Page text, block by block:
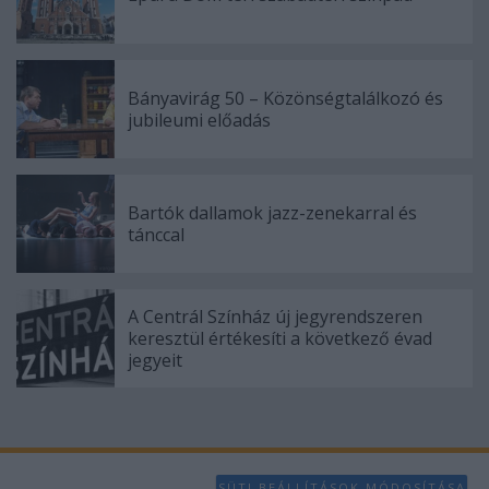
Bányavirág 50 – Közönségtalálkozó és
jubileumi előadás
Bartók dallamok jazz-zenekarral és
tánccal
A Centrál Színház új jegyrendszeren
keresztül értékesíti a következő évad
jegyeit